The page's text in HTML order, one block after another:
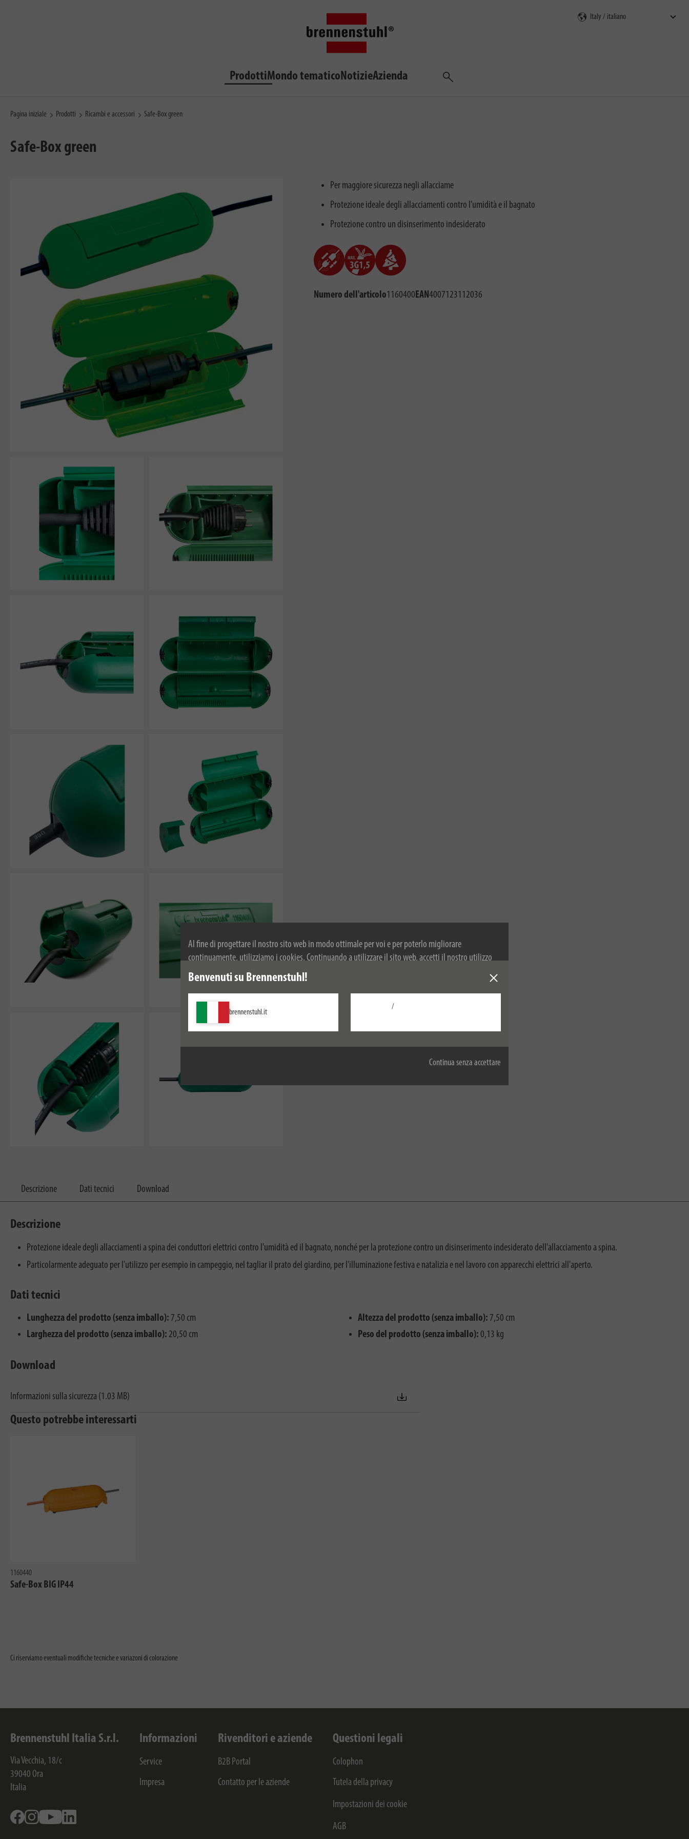
Al fine di progettare il nostro sito web in modo ottimale per voi e per poterlo migliorare
continuamente, utilizziamo i cookies. Continuando a utilizzare il sito web, accetti il nostro utilizzo
dei cookie. Per ulteriori informazioni sui cookie, si prega di consultare la nostra politica sulla
privacy.
Continua senza accettare
Benvenuti su Brennenstuhl!
brennenstuhl.it
/
ProdottiMondo tematicoNotizieAzienda
Cerca
Pagina iniziale Prodotti Ricambi e accessori Safe-Box green
Safe-Box green
Per maggiore sicurezza negli allacciame
Protezione ideale degli allacciamenti contro l'umidità e il bagnato
Protezione contro un disinserimento indesiderato
Numero dell'articolo1160400EAN4007123112036
Descrizione Dati tecnici Download
Descrizione
Protezione ideale degli allacciamenti a spina dei conduttori elettrici contro l'umidità ed il bagnato, nonché per la protezione contro un disinserimento indesiderato dell'allacciamento a spina.
Particolarmente adeguato per l'utilizzo per esempio in campeggio, nel tagliar il prato del giardino, per l'illuminazione festiva e natalizia e nel lavoro con apparecchi elettrici all'aperto.
Dati tecnici
Lunghezza del prodotto (senza imballo): 7,50 cm
Larghezza del prodotto (senza imballo): 20,50 cm
Altezza del prodotto (senza imballo): 7,50 cm
Peso del prodotto (senza imballo): 0,13 kg
Download
Informazioni sulla sicurezza (1.03 MB)
Questo potrebbe interessarti
1160440
Safe-Box BIG IP44
Ci riserviamo eventuali modifiche tecniche e variazoni di colorazione
Brennenstuhl Italia S.r.l.
Via Vecchia, 18/c
39040 Ora
Italia
FacebookInstagramYoutube
Informazioni
Service
Impresa
Rivenditori e aziende
B2B Portal
Contatto per le aziende
Questioni legali
Colophon
Tutela della privacy
Impostazioni dei cookie
AGB